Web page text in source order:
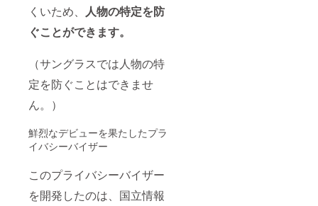
くいため、 人物の特定を防
ぐことができます。
（サングラスでは人物の特
定を防ぐことはできませ
ん。）
鮮烈なデビューを果たしたプラ
イバシーバイザー
このプライバシーバイザー
を開発したのは、国立情報